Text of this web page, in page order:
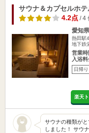
サウナ＆カプセルホ
4.2点/ 4
愛知
熱田駅
地下鉄
営業
入浴
日帰り
楽天
サウナの種類が
しました！ サウ